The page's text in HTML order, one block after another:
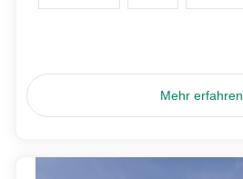
Mehr erfahren